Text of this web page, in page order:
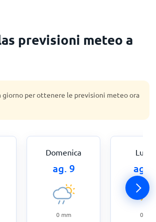
previsioni meteo a
giorno per ottenere le previsioni meteo ora
Domenica
ag. 9
0 mm
ag.
0